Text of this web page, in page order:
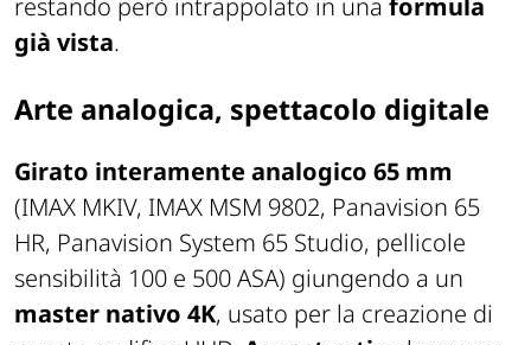
già vista.
Arte analogica, spettacolo digitale
Girato interamente analogico 65 mm
(IMAX MKIV, IMAX MSM 9802, Panavision 65
HR, Panavision System 65 Studio, pellicole
sensibilità 100 e 500 ASA) giungendo a un
master nativo 4K, usato per la creazione di